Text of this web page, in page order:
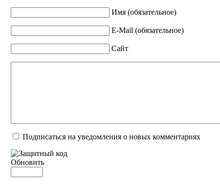
Имя (обязательное)
E-Mail (обязательное)
Сайт
Подписаться на уведомления о новых комментариях
Обновить